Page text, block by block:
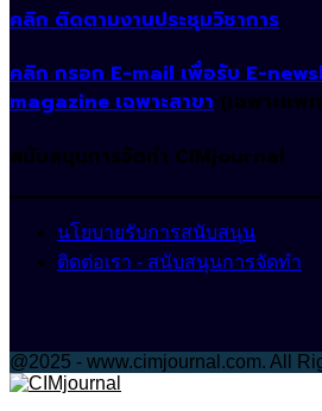
คลิก ติดตามงานประชุมวิชาการ
คลิก กรอก E-mail เพื่อรับ E-
magazine เฉพาะสาขา (เฉพาะแพ
สนับสนุนการจัดทำ CIMjournal
นโยบายรับการสนับสนุน
ติดต่อเรา - สนับสนุนการจัดทำ
@2025 - www.cimjournal.com. All